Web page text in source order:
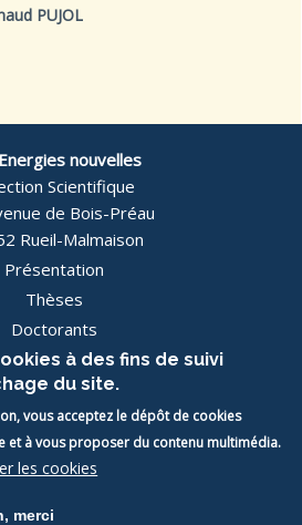
PUJOL
nouvelles
Scientifique
de Bois-Préau
Rueil-Malmaison
Présentation
Thèses
Doctorants
Actualités
Contact
Image
2026 IFP School / IFPEN Thèses
à des fins de suivi
du site.
vous acceptez le dépôt de cookies
et à vous proposer du contenu multimédia.
les cookies
merci